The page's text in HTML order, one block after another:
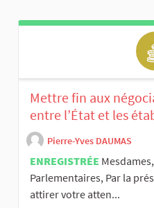
Mettre fin aux
entre l’État et les
Pierre-Yves DAUMAS
ENREGISTRÉE
Parlementaires, Par la
attirer votre atten...